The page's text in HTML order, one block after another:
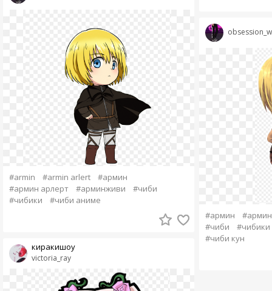
#armin #armin arlert
#армин
#армин арлерт
#арминживи
#чиби
#чибики
#чиби аниме
victoria_ray
киракишоу
#армин
#чиби
#чибики
#чиби кун